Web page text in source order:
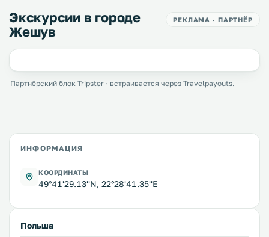
Экскурсии в городе
Жешув
РЕКЛАМА · ПАРТНЁР
Партнёрский блок Tripster · встраивается через Travelpayouts.
ИНФОРМАЦИЯ
КООРДИНАТЫ
49°41'29.13''N, 22°28'41.35''E
Польша